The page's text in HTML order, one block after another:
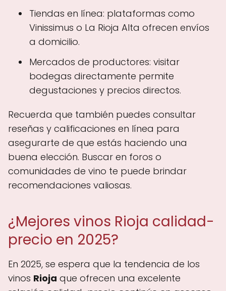
Tiendas en línea: plataformas como
Vinissimus o La Rioja Alta ofrecen envíos
a domicilio.
Mercados de productores: visitar
bodegas directamente permite
degustaciones y precios directos.
Recuerda que también puedes consultar
reseñas y calificaciones en línea para
asegurarte de que estás haciendo una
buena elección. Buscar en foros o
comunidades de vino te puede brindar
recomendaciones valiosas.
¿Mejores vinos Rioja calidad-
precio en 2025?
En 2025, se espera que la tendencia de los
vinos Rioja que ofrecen una excelente